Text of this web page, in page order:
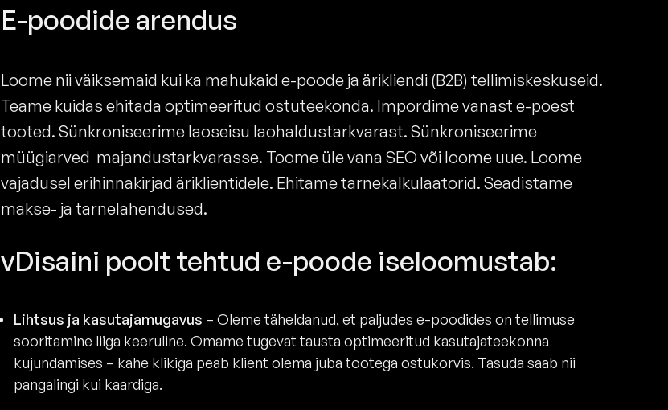
E-poodide arendus
Loome nii väiksemaid kui ka mahukaid e-poode ja ärikliendi (B2B) tellimiskeskuseid.
Teame kuidas ehitada optimeeritud ostuteekonda. Impordime vanast e-poest
tooted. Sünkroniseerime laoseisu laohaldustarkvarast. Sünkroniseerime
müügiarved majandustarkvarasse. Toome üle vana SEO või loome uue. Loome
vajadusel erihinnakirjad äriklientidele. Ehitame tarnekalkulaatorid. Seadistame
makse- ja tarnelahendused.
vDisaini poolt tehtud e-poode iseloomustab:
Lihtsus ja kasutajamugavus – Oleme täheldanud, et paljudes e-poodides on tellimuse
sooritamine liiga keeruline. Omame tugevat tausta optimeeritud kasutajateekonna
kujundamises – kahe klikiga peab klient olema juba tootega ostukorvis. Tasuda saab nii
pangalingi kui kaardiga.